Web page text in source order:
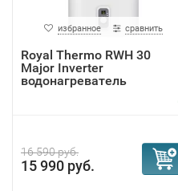
избранное сравнить
Royal Thermo RWH 30
Major Inverter
водонагреватель
16 590 руб.
15 990 руб.